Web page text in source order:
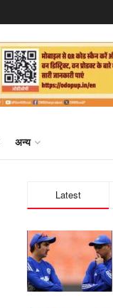
अन्य
Latest